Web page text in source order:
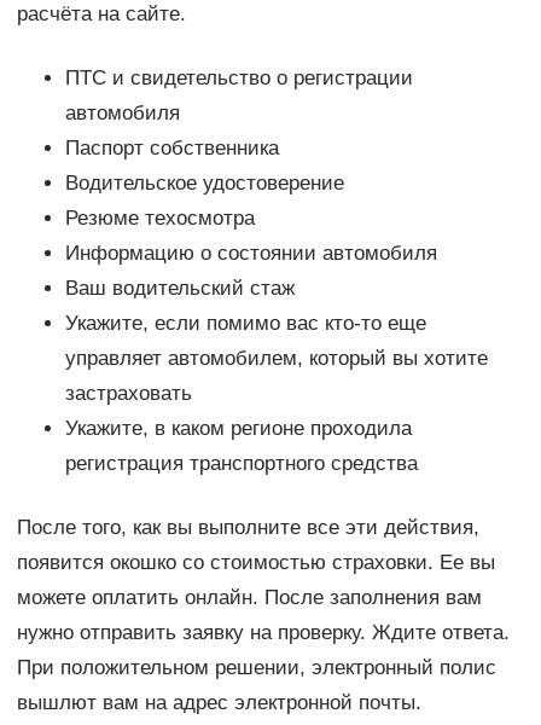
расчёта на сайте.
ПТС и свидетельство о регистрации
автомобиля
Паспорт собственника
Водительское удостоверение
Резюме техосмотра
Информацию о состоянии автомобиля
Ваш водительский стаж
Укажите, если помимо вас кто-то еще
управляет автомобилем, который вы хотите
застраховать
Укажите, в каком регионе проходила
регистрация транспортного средства
После того, как вы выполните все эти действия,
появится окошко со стоимостью страховки. Ее вы
можете оплатить онлайн. После заполнения вам
нужно отправить заявку на проверку. Ждите ответа.
При положительном решении, электронный полис
вышлют вам на адрес электронной почты.